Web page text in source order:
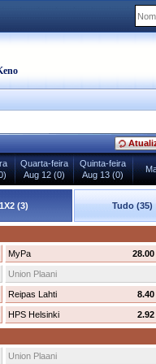
Quarta-feira
Aug 12 (0)
Quinta-feira
Aug 13 (0)
1X2 (3) Tudo (35)
28.00
MyPa
Union Plaani
8.40
Reipas Lahti
2.92
HPS Helsinki
Union Plaani